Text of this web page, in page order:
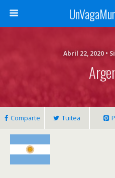
Abril 22, 2020 •
Comparte Tuitea